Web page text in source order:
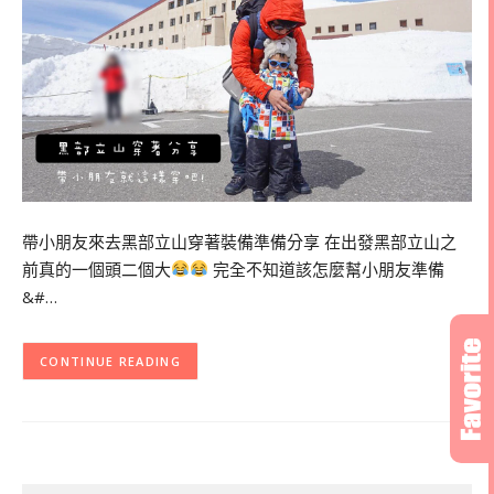
帶小朋友來去黑部立山穿著裝備準備分享 在出發黑部立山之
前真的一個頭二個大
完全不知道該怎麼幫小朋友準備
&#…
CONTINUE READING